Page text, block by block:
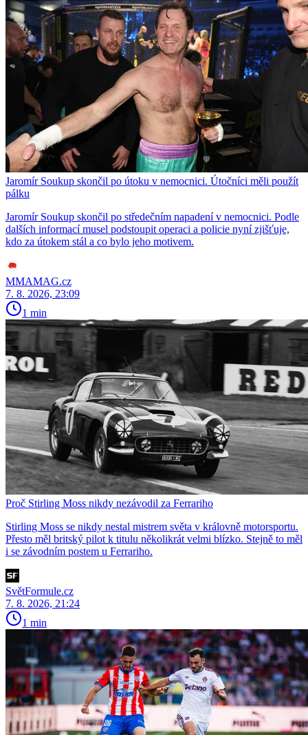
Jaromír Soukup skončil po útoku v nemocnici. Útočníci měli použít
pálku
Jaromír Soukup skončil po středečním napadení v nemocnici. Podle
dalších informací musel podstoupit operaci a policie nyní zjišťuje,
kdo za útokem stál a co bylo jeho motivem.
MMAMAG.cz
7. 8. 2026, 23:09
1 min
Proč Stirling Moss nikdy nezávodil za Ferrariho
Stirling Moss se nikdy nestal mistrem světa v královně motorsportu.
Přesto měl britský pilot k titulu několikrát velmi blízko. Stejně to měl
i se závodním postem u Ferrariho.
SvětFormule.cz
7. 8. 2026, 21:24
1 min